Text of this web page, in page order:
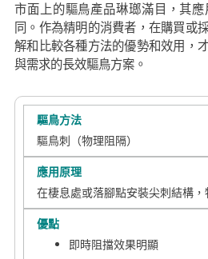
市面上的驅鳥產品琳瑯滿目，其
同。作為精明的消費者，在購買或
解和比較各種方法的優勢和效用，
與需求的長效驅鳥方案。
驅鳥刺（物理阻隔）
在棲息處或落腳點安裝尖刺結構
即時阻擋效果明顯